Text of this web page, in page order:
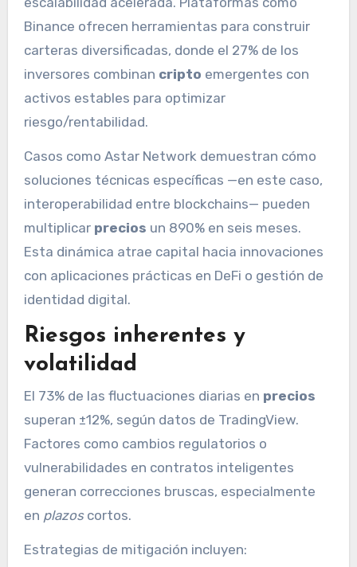
Binance ofrecen herramientas para construir
carteras diversificadas, donde el 27% de los
inversores combinan cripto emergentes con
activos estables para optimizar
riesgo/rentabilidad.
Casos como Astar Network demuestran cómo
soluciones técnicas específicas —en este caso,
interoperabilidad entre blockchains— pueden
multiplicar precios un 890% en seis meses.
Esta dinámica atrae capital hacia innovaciones
con aplicaciones prácticas en DeFi o gestión de
identidad digital.
Riesgos inherentes y
volatilidad
El 73% de las fluctuaciones diarias en precios
superan ±12%, según datos de TradingView.
Factores como cambios regulatorios o
vulnerabilidades en contratos inteligentes
generan correcciones bruscas, especialmente
en plazoscortos.
Estrategias de mitigación incluyen: